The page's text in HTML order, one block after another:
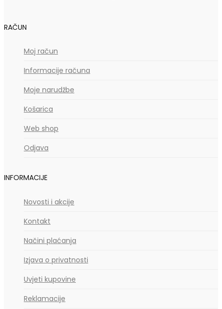
RAČUN
Moj račun
Informacije računa
Moje narudžbe
Košarica
Web shop
Odjava
INFORMACIJE
Novosti i akcije
Kontakt
Načini plaćanja
Izjava o privatnosti
Uvjeti kupovine
Reklamacije